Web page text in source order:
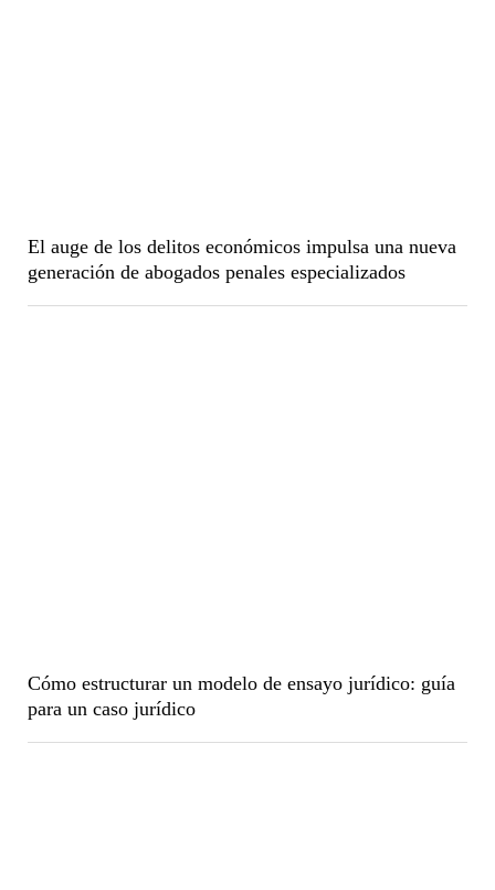
El auge de los delitos económicos impulsa una nueva
generación de abogados penales especializados
Cómo estructurar un modelo de ensayo jurídico: guía
para un caso jurídico